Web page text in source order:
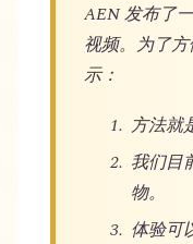
AEN 发布了
视频。为了
示：
方法就
我们目
物。
体验可